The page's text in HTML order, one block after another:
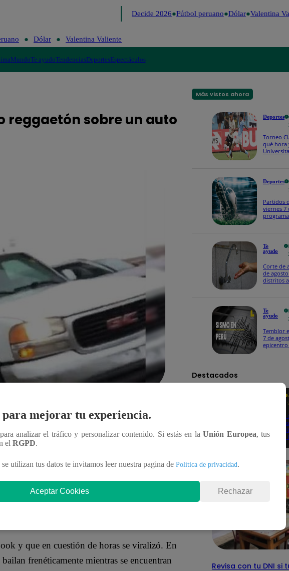
Perú Decide 2026 Fútbol peruano Dólar Valentina
Dólar Valentina Valiente
MundoTe ayudoTendenciasDeportesEspectáculos
reggaetón sobre un auto
Compartir
los años es, sin duda alguna, el perreo, el
no son del agrado de todos.
donde se puede practicar este baile. Sin
riesgo su vida con tal de demostrar que nadie
y que en cuestión de horas se viralizó. En
frenéticamente mientras se encuentran
Más vistos ahora
Deportes
Torneo
qué hora
Deportes
Partidos
viernes 7
Te
ayudo
Corte de
de
distritos
Te
ayudo
Temblor
7 de
Destacados
deudas
con tu
Revisa con tu DNI si
para mejorar tu experiencia.
analizar el tráfico y personalizar contenido. Si estás en laUnión Europea, tus
el RGPD.
utilizan tus datos te invitamos leer nuestra pagina de Política de privacidad.
Aceptar Cookies Rechazar